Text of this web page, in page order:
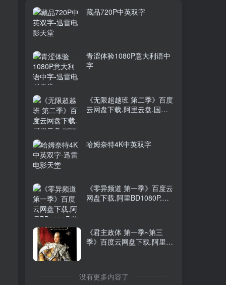
藏品720P中英双字
青涩体验1080P意大利语中
字
《无限超越班 第二季》百度
云网盘下载.阿里云盘.国语
哈姆奈特4K中英双字
《零异频道 第一季》百度云
网盘下载.阿里BD1080P.英
《君主政体 第一季~第三
季》百度云网盘下载.阿里云
没有更多内容了
6天前 1.1W+人已阅读
TOP4
2026年大陆电影《八仙！》
TOP5
阿凡达：火与烬4K中英双字
TOP6
藏品720P中英双字
青涩体验1080P意大利语中
字
云网盘下载.阿里云盘.国语